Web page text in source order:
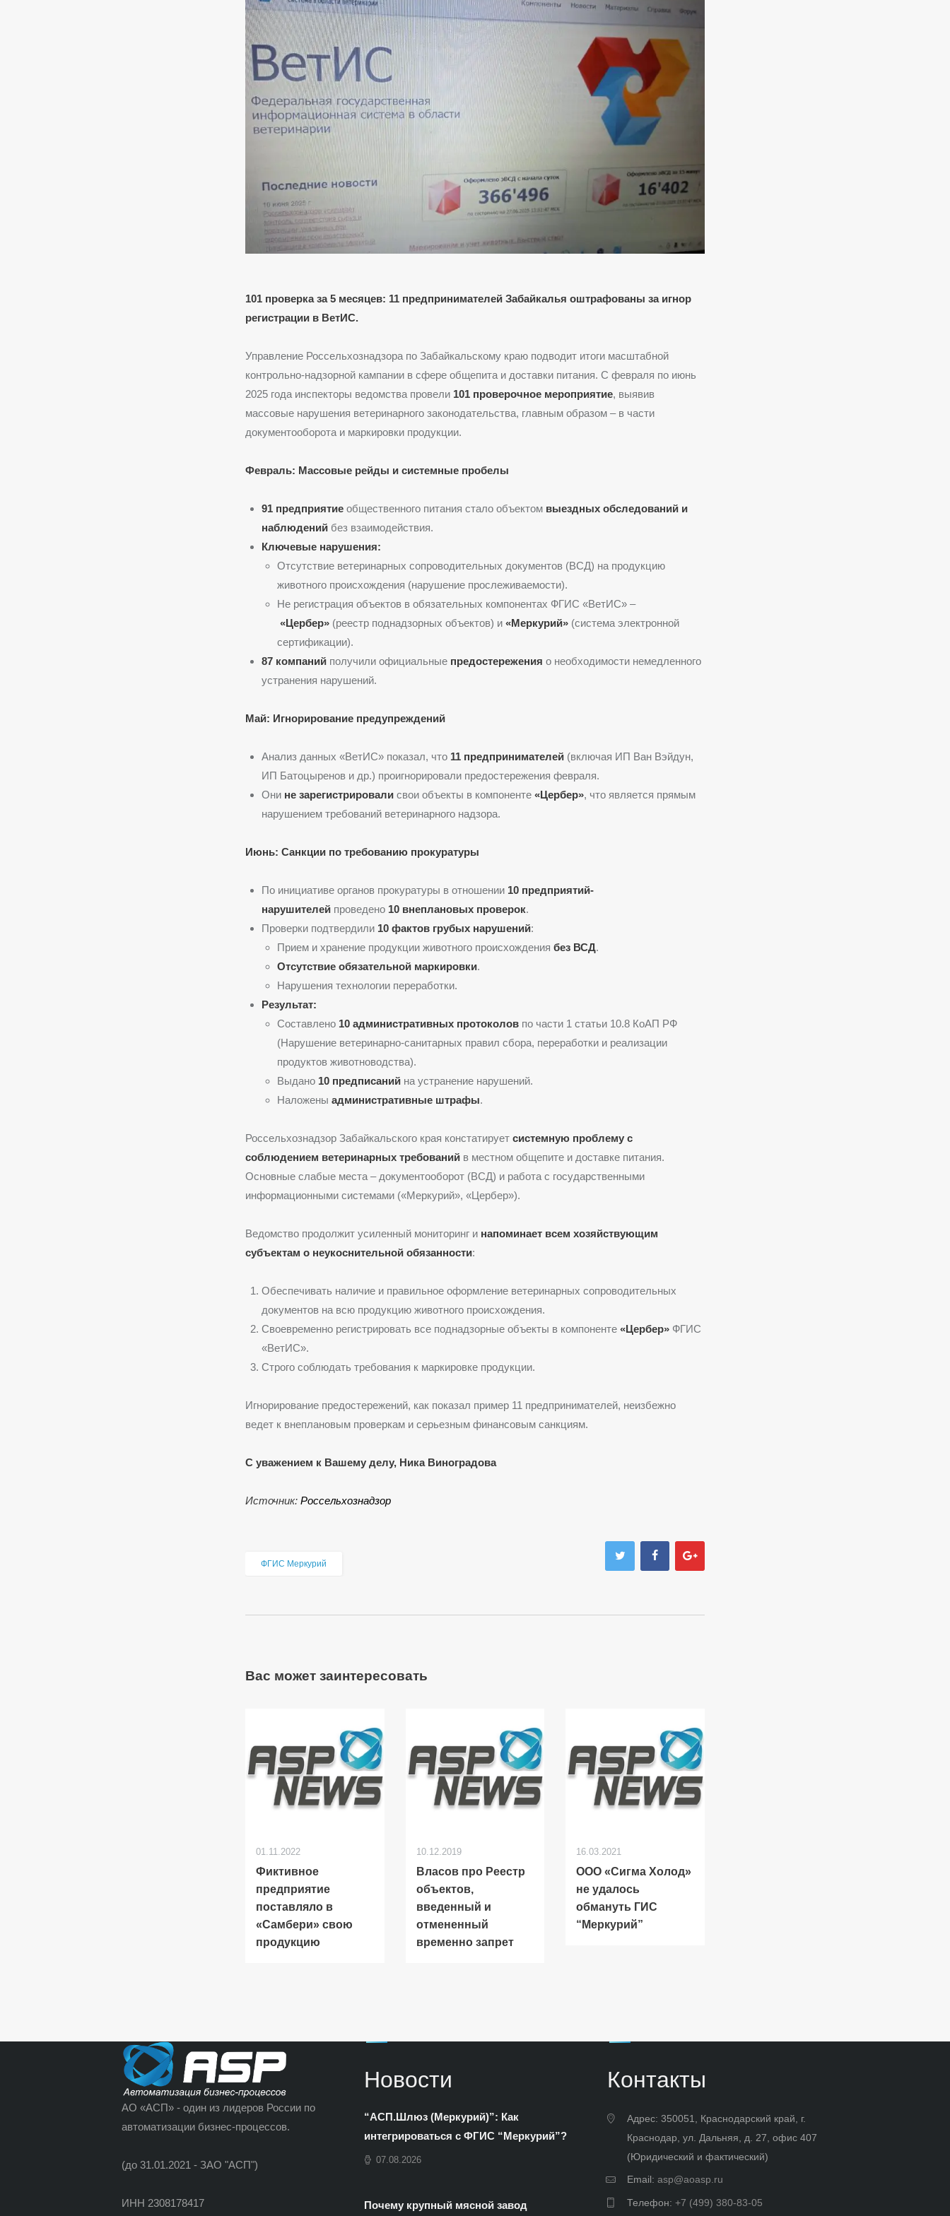
101 проверка за 5 месяцев: 11 предпринимателей Забайкалья оштрафованы за игнор
регистрации в ВетИС.
Управление Россельхознадзора по Забайкальскому краю подводит итоги масштабной
контрольно-надзорной кампании в сфере общепита и доставки питания. С февраля по июнь
2025 года инспекторы ведомства провели 101 проверочное мероприятие, выявив
массовые нарушения ветеринарного законодательства, главным образом – в части
документооборота и маркировки продукции.
Февраль: Массовые рейды и системные пробелы
91 предприятиеобщественного питания стало объектом выездных обследований и
наблюденийбез взаимодействия.
Ключевые нарушения:
Отсутствие ветеринарных сопроводительных документов (ВСД) на продукцию
животного происхождения (нарушение прослеживаемости).
Не регистрация объектов в обязательных компонентах ФГИС «ВетИС» –
«Цербер» (реестр поднадзорных объектов) и «Меркурий» (система электронной
сертификации).
87 компанийполучили официальные предостережения о необходимости немедленного
устранения нарушений.
Май: Игнорирование предупреждений
Анализ данных «ВетИС» показал, что 11 предпринимателей(включая ИП Ван Вэйдун,
ИП Батоцыренов и др.) проигнорировали предостережения февраля.
Они не зарегистрировалисвои объекты в компоненте «Цербер», что является прямым
нарушением требований ветеринарного надзора.
Июнь: Санкции по требованию прокуратуры
По инициативе органов прокуратуры в отношении 10 предприятий-
нарушителейпроведено 10 внеплановых проверок.
Проверки подтвердили 10 фактов грубых нарушений:
Прием и хранение продукции животного происхождения без ВСД.
Отсутствие обязательной маркировки.
Нарушения технологии переработки.
Результат:
Составлено 10 административных протоколов по части 1 статьи 10.8 КоАП РФ
(Нарушение ветеринарно-санитарных правил сбора, переработки и реализации
продуктов животноводства).
Выдано 10 предписаний на устранение нарушений.
Наложены административные штрафы.
Россельхознадзор Забайкальского края констатирует системную проблему с
соблюдением ветеринарных требований в местном общепите и доставке питания.
Основные слабые места – документооборот (ВСД) и работа с государственными
информационными системами («Меркурий», «Цербер»).
Ведомство продолжит усиленный мониторинг и напоминает всем хозяйствующим
субъектам о неукоснительной обязанности:
Обеспечивать наличие и правильное оформление ветеринарных сопроводительных
документов на всю продукцию животного происхождения.
Своевременно регистрировать все поднадзорные объекты в компоненте «Цербер»ФГИС
«ВетИС».
Строго соблюдать требования к маркировке продукции.
Игнорирование предостережений, как показал пример 11 предпринимателей, неизбежно
ведет к внеплановым проверкам и серьезным финансовым санкциям.
С уважением к Вашему делу, Ника Виноградова
Источник: Россельхознадзор
ФГИС Меркурий
Вас может заинтересовать
01.11.2022
Фиктивное
предприятие
поставляло в
«Самбери» свою
продукцию
10.12.2019
Власов про Реестр
объектов,
введенный и
отмененный
временно запрет
16.03.2021
ООО «Сигма Холод»
не удалось
обмануть ГИС
“Меркурий”
АО «АСП» - один из лидеров России по
автоматизации бизнес-процессов.
(до 31.01.2021 - ЗАО "АСП")
ИНН 2308178417
Новости
“АСП.Шлюз (Меркурий)”: Как
интегрироваться с ФГИС “Меркурий”?
07.08.2026
Почему крупный мясной завод
Контакты
Адрес: 350051, Краснодарский край, г.
Краснодар, ул. Дальняя, д. 27, офис 407
(Юридический и фактический)
Email: asp@aoasp.ru
Телефон: +7 (499) 380-83-05